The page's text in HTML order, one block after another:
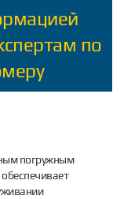
по
погружным